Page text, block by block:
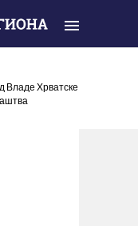
од Владе Хрватске
31 година